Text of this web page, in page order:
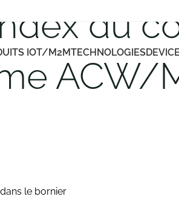
IOT/M2MTECHNOLOGIES
du
ACW/
le bornier